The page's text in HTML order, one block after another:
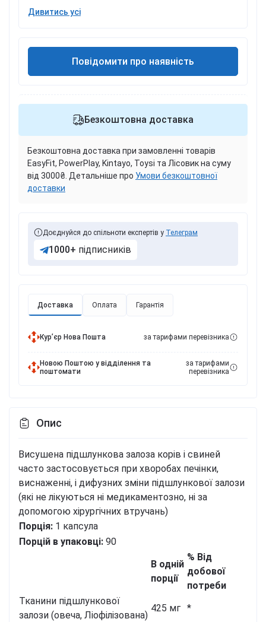
Дивитись усі
Доставка Оплата Гарантія
Курʼєр Нова Пошта за тарифами перевізника
Новою Поштою у відділення та
поштомати
за тарифами
перевізника
Повідомити про наявність
Безкоштовна доставка
Безкоштовна доставка при замовленні товарів
EasyFit, PowerPlay, Kintayo, Toysi та Лісовик на суму
від 3000₴. Детальніше про Умови безкоштовної
доставки
Доєднуйся до спільноти експертів у Телеграм
1000+ підписників
Опис
Висушена підшлункова залоза корів і свиней
часто застосовується при хворобах печінки,
виснаженні, і дифузних зміни підшлункової залози
(які не лікуються ні медикаментозно, ні за
допомогою хірургічних втручань)
Порція: 1 капсула
Порцій в упаковці: 90
В одній
порції
% Від
добової
потреби
Тканини підшлункової
залози (овеча, Ліофілізована)
425 мг *